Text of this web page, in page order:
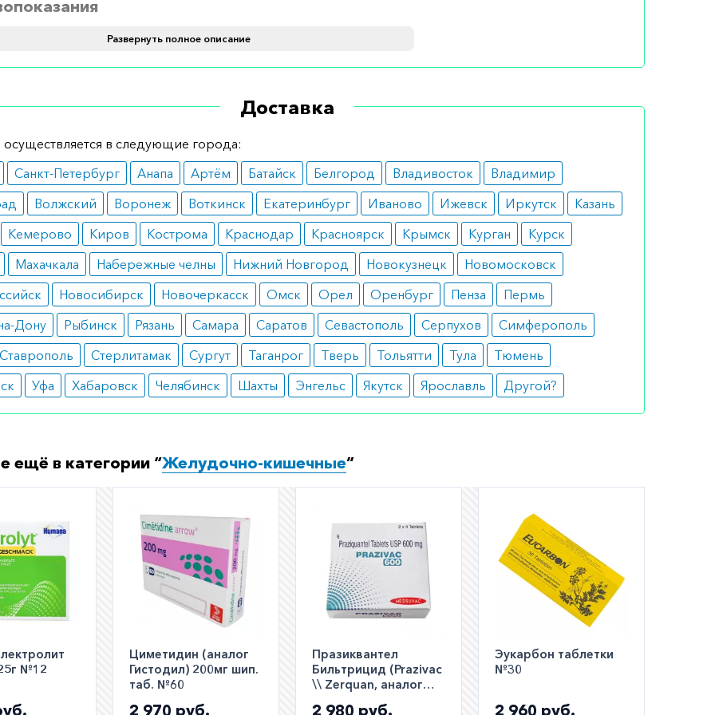
лекарство при наличии аллергии на его состав.
имеются увеличена простата и сужение желудка в кишечнике
препарат необходимо по одной таблетке 2-3 раза в день в
с рекомендациями врача, желательно за 20 минут до еды.
заказ?
заказать препарат с доставкой в аптеку-партнёра в вашем
этого Вы можете оформить бронирование на сайте или
по телефону8 800 301 52 86 (бесплатно с любого телефона по РФ)
Развернуть полное описание
Доставка
осуществляется в следующие города:
Санкт-Петербург Анапа Артём Батайск Белгород Владивосток
Владимир
Волжский Воронеж Воткинск Екатеринбург Иваново Ижевск Иркутск
Казань
Кемерово Киров Кострома Краснодар Красноярск Крымск Курган
Курск
Махачкала Набережные челны Нижний Новгород Новокузнецк
Новомосковск
Новосибирск Новочеркасск Омск Орел Оренбург Пенза
Пермь
Дону
Рыбинск Рязань Самара Саратов Севастополь Серпухов
Симферополь
Ставрополь Стерлитамак Сургут Таганрог Тверь Тольятти Тула
Тюмень
Уфа Хабаровск Челябинск Шахты Энгельс Якутск Ярославль Другой?
ещё в категории “Желудочно-кишечные”
№12
Циметидин (аналог
Гистодил) 200мг шип.
таб. №60
2 970 руб.
Празиквантел
Бильтрицид (Prazivac
\\ Zerquan, аналог
Дистоцид, Цистицид)
2 980 руб.
Эукарбон таблетки
№30
2 960 руб.